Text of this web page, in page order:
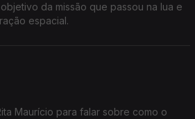
da missão que passou na lua e
espacial.
Maurício para falar sobre como o